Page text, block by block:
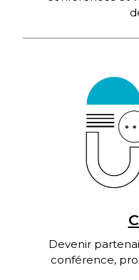
Devenir
conférence,